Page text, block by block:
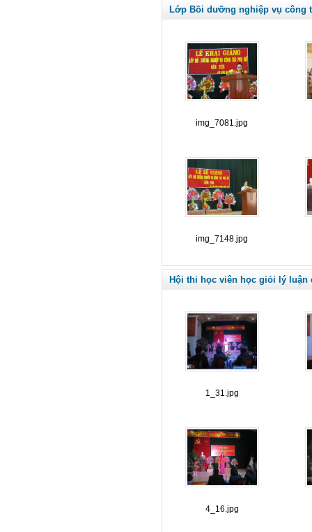
Lớp Bồi dưỡng nghiệp vụ công
img_7081.jpg
img_7148.jpg
Hội thi học viên học giỏi lý luận
1_31.jpg
4_16.jpg